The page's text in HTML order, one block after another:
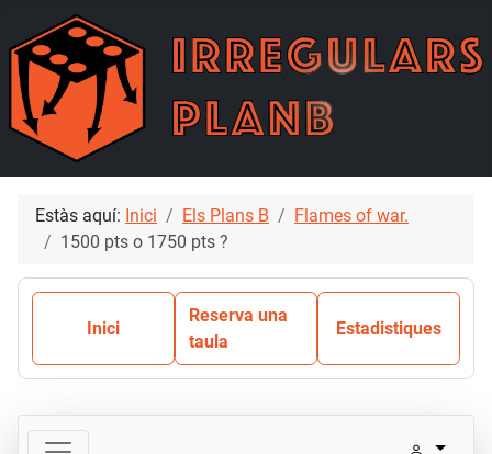
Estàs aquí: Inici Els Plans B
Flames of war.
1500 pts o 1750 pts ?
Inici
Reserva una
taula
Estadistiques